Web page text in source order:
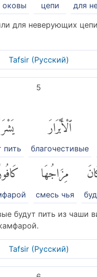
для
цепи
оковы
для неверующих
Tafsir (Pусский)
5
ٱلْأَبْرَارَ
благочестивые
пить
مِزَاجُهَا
смесь чья
будут пить из чаши
Tafsir (Pусский)